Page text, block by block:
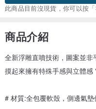
此商品目前沒現貨，你可以按
商品介紹
全新浮雕直噴技術，圖案並非
摸起來擁有特殊手感與立體感
# 材質:全包覆軟殼，側邊氣墊